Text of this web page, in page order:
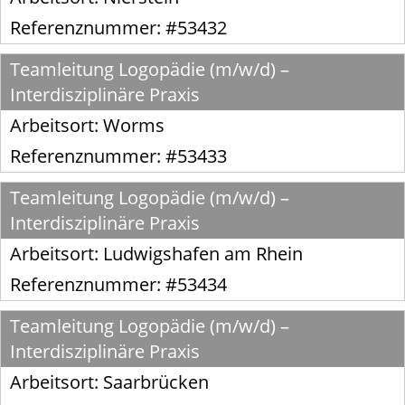
Referenznummer: #53432
Teamleitung Logopädie (m/w/d) –
Interdisziplinäre Praxis
Arbeitsort: Worms
Referenznummer: #53433
Teamleitung Logopädie (m/w/d) –
Interdisziplinäre Praxis
Arbeitsort: Ludwigshafen am Rhein
Referenznummer: #53434
Teamleitung Logopädie (m/w/d) –
Interdisziplinäre Praxis
Arbeitsort: Saarbrücken